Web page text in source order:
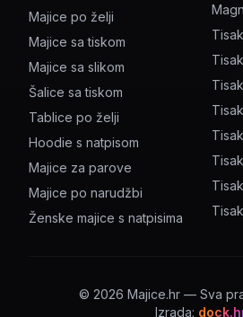
Majice po želji
Majice sa tiskom
Majice sa slikom
Šalice sa tiskom
Tablice po želji
Hoodie s natpisom
Majice za parove
Majice po narudžbi
Ženske majice s natpisima
© 2026 Majice.hr — Sva
Izrada: